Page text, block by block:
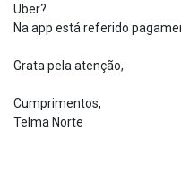
Uber?
Na app está referido
Grata pela atenção,
Cumprimentos,
Telma Norte